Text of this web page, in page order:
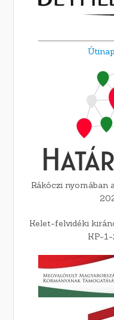
Rákóczi nyomában
Kelet-felvidéki
KP-